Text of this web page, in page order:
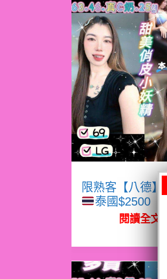
限熟客【八德】
泰國$2500（
閱讀全文